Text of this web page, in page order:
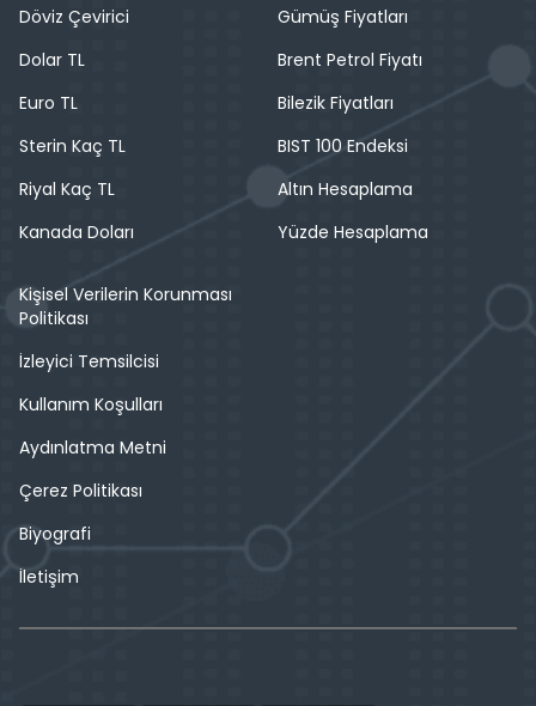
Döviz Çevirici
Dolar TL
Euro TL
Sterin Kaç TL
Riyal Kaç TL
Kanada Doları
Gümüş Fiyatları
Brent Petrol Fiyatı
Bilezik Fiyatları
BIST 100 Endeksi
Altın Hesaplama
Yüzde Hesaplama
Kişisel Verilerin Korunması
Politikası
İzleyici Temsilcisi
Kullanım Koşulları
Aydınlatma Metni
Çerez Politikası
Biyografi
İletişim